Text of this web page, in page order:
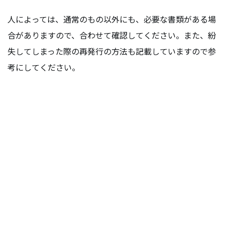
人によっては、通常のもの以外にも、必要な書類がある場
合がありますので、合わせて確認してください。また、紛
失してしまった際の再発行の方法も記載していますので参
考にしてください。